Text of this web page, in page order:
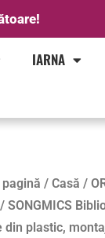
IARNA
/Casă /
/ SONGMICS
din plastic,